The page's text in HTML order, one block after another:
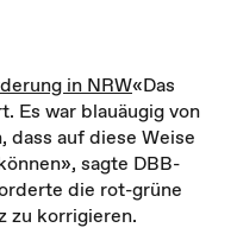
in NRW«Das
Es war blauäugig von
dass auf diese Weise
sagte DBB-
die rot-grüne
zu korrigieren.